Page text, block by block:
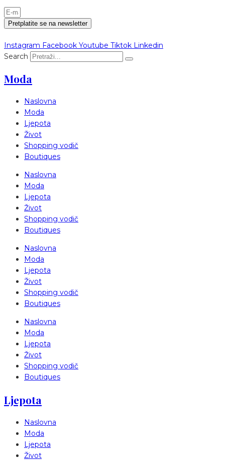
Pretplatite se na newsletter
Instagram Facebook Youtube Tiktok Linkedin
Search
Moda
Naslovna
Moda
Ljepota
Život
Shopping vodič
Boutiques
Naslovna
Moda
Ljepota
Život
Shopping vodič
Boutiques
Naslovna
Moda
Ljepota
Život
Shopping vodič
Boutiques
Naslovna
Moda
Ljepota
Život
Shopping vodič
Boutiques
Ljepota
Naslovna
Moda
Ljepota
Život